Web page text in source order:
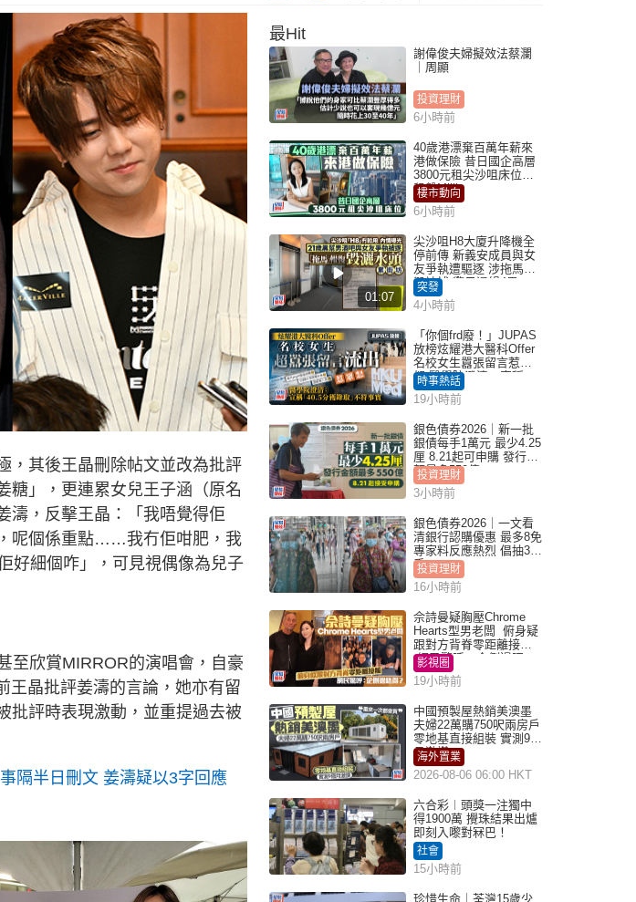
，其後王晶刪除帖文並改為批評
糖」，更連累女兒王子涵（原名
濤，反擊王晶：「我唔覺得佢
呢個係重點……我冇佢咁肥，我
好細個咋」，可見視偶像為兒子
至欣賞MIRROR的演唱會，自豪
王晶批評姜濤的言論，她亦有留
批評時表現激動，並重提過去被
隔半日刪文 姜濤疑以3字回應
最Hit
謝偉俊夫婦擬效法蔡瀾
｜周顯
投資理財
6小時前
40歲港漂棄百萬年薪來
港做保險 昔日國企高層
3800元租尖沙咀床位｜
租盤Million
樓市動向
6小時前
01:07
尖沙咀H8大廈升降機全
停前傳 新義安成員與女
友爭執遭驅逐 涉拖馬刑
毀被捕 警另通緝4男
突發
4小時前
「你個frd廢！」JUPAS
放榜炫耀港大醫科Offer
名校女生囂張留言惹眾
怒 醫學院澄清：宣稱
「40.5分獲錄取」不符事
實｜Juicy叮
時事熱話
19小時前
銀色債券2026｜新一批
銀債每手1萬元 最少4.25
厘 8.21起可申購 發行金
額最多550億
投資理財
3小時前
銀色債券2026｜一文看
清銀行認購優惠 最多8免
專家料反應熱烈 倡抽30
手
投資理財
16小時前
佘詩曼疑胸壓Chrome
Hearts型男老闆 俯身疑
跟對方背脊零距離接觸
網民驚呼：企側邊唔
得？
影視圈
19小時前
中國預製屋熱銷美澳墨
夫婦22萬購750呎兩房戶
零地基直接組裝 實測9個
月激讚
海外置業
2026-08-06 06:00 HKT
六合彩︱頭獎一注獨中
得1900萬 攪珠結果出爐
即刻入嚟對冧巴！
社會
15小時前
珍惜生命｜荃灣15歲少